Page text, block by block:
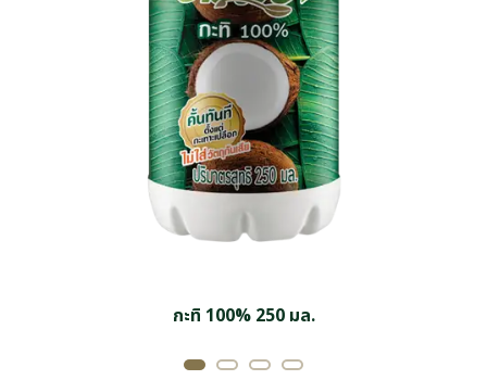
กะทิ 100% 250 มล.